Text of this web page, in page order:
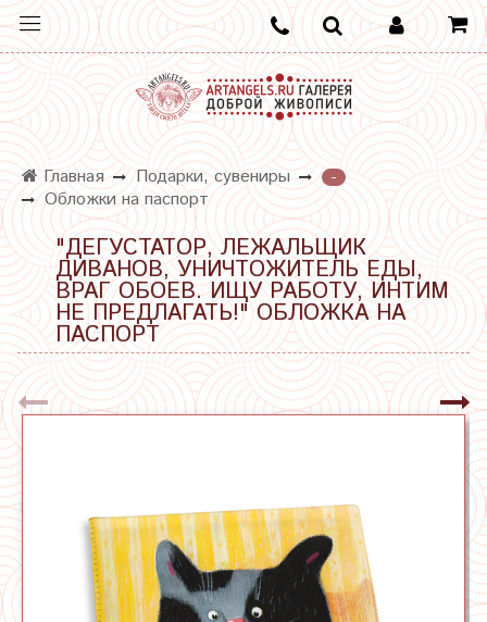
Главная Подарки, сувениры
-
Обложки на паспорт
"ДЕГУСТАТОР, ЛЕЖАЛЬЩИК
ДИВАНОВ, УНИЧТОЖИТЕЛЬ ЕДЫ,
ВРАГ ОБОЕВ. ИЩУ РАБОТУ, ИНТИМ
НЕ ПРЕДЛАГАТЬ!" ОБЛОЖКА НА
ПАСПОРТ